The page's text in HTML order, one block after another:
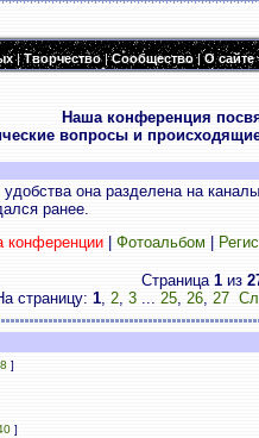
|Творчество|Сообщество|О сайте
Наша конференция
вопросы и
она разделена на
ранее.
конференции| Фотоальбом
Страница 1из
страницу: 1, 2, 3 ... 25, 26, 27
]
]